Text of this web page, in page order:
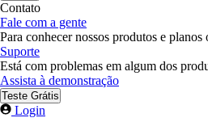
Contato
Fale com a gente
Para conhecer nossos produtos e planos
Suporte
Está com problemas em algum dos
Assista à demonstração
Teste Grátis
Login